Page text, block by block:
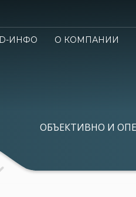
ID-ИНФО О КОМПАНИИ
ОБЪЕКТИВНО И